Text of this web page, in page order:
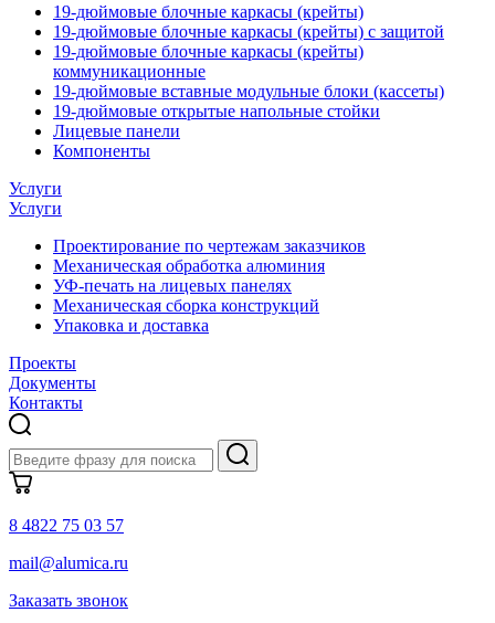
19-дюймовые блочные каркасы (крейты)
19-дюймовые блочные каркасы (крейты) с защитой
19-дюймовые блочные каркасы (крейты)
коммуникационные
19-дюймовые вставные модульные блоки (кассеты)
19-дюймовые открытые напольные стойки
Лицевые панели
Компоненты
Услуги
Услуги
Проектирование по чертежам заказчиков
Механическая обработка алюминия
УФ-печать на лицевых панелях
Механическая сборка конструкций
Упаковка и доставка
Проекты
Документы
Контакты
8 4822 75 03 57
mail@alumica.ru
Заказать звонок